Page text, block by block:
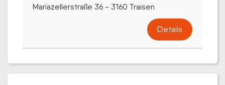
Mariazellerstraße 36 - 3160 Traisen
Details